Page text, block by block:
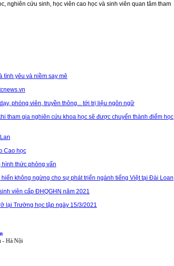
nghiên cứu sinh, học viên cao học và sinh viên quan tâm tham
tình yêu và niềm say mê
phóng viên, truyền thông... tới trị liệu ngôn ngữ
tham gia nghiên cứu khoa học sẽ được chuyển thành điểm học
Cao học
thức phỏng vấn
không ngừng cho sự phát triển ngành tiếng Việt tại Đài Loan
viên cấp ĐHQGHN năm 2021
lại Trường học tập ngày 15/3/2021
- Hà Nội